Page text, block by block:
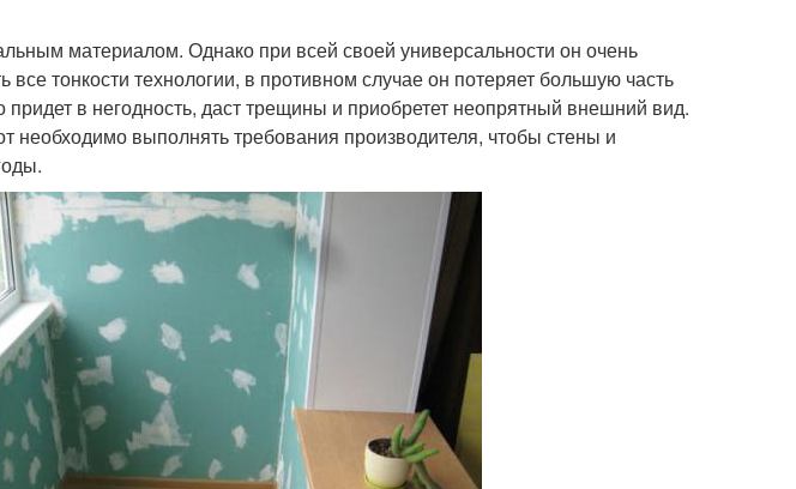
материалом. Однако при всей своей универсальности он очень
тонкости технологии, в противном случае он потеряет большую часть
придет в негодность, даст трещины и приобретет неопрятный внешний вид.
необходимо выполнять требования производителя, чтобы стены и